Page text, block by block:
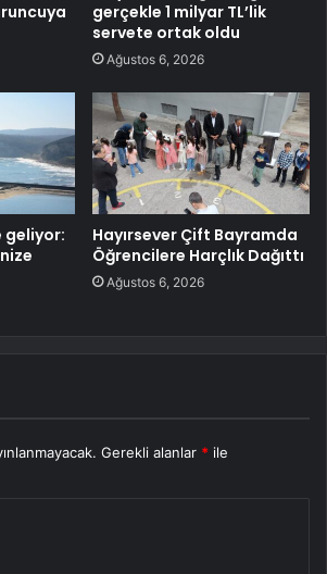
gerçekle 1 milyar TL’lik
servete ortak oldu
Ağustos 6, 2026
geliyor:
Hayırsever Çift Bayramda
Öğrencilere Harçlık Dağıttı
Ağustos 6, 2026
Gerekli alanlar * ile